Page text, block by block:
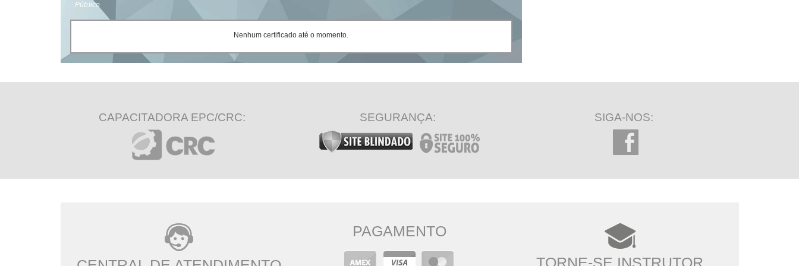
Público
Nenhum certificado até o momento.
CAPACITADORA EPC/CRC: SEGURANÇA: SIGA-NOS:
PAGAMENTO
TORNE-SE INSTRUTOR